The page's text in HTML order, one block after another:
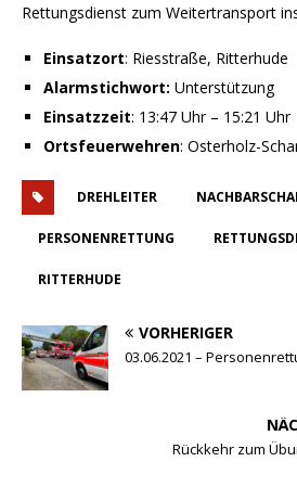
Rettungsdienst zum Weitertransport
Einsatzort: Riesstraße, Ritterhude
Alarmstichwort: Unterstützung
Einsatzzeit: 13:47 Uhr – 15:21 Uhr
Ortsfeuerwehren: Osterholz-
DREHLEITER
PERSONENRETTUNG
RITTERHUDE
VORHERIGER
03.06.2021 –
Rückkehr zum